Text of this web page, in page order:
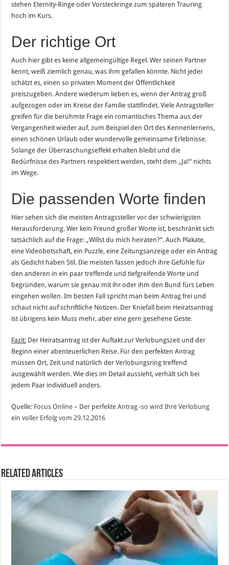
stehen Eternity-Ringe oder Vorsteckringe zum späteren Trauring
hoch im Kurs.
Der richtige Ort
Auch hier gibt es keine allgemeingültige Regel. Wer seinen Partner
kennt, weiß ziemlich genau, was ihm gefallen könnte. Nicht jeder
schätzt es, einen so privaten Moment der Öffentlichkeit
preiszugeben. Andere wiederum lieben es, wenn der Antrag groß
aufgezogen oder im Kreise der Familie stattfindet. Viele Antragsteller
greifen für die berühmte Frage ein romantisches Thema aus der
Vergangenheit wieder auf, zum Beispiel den Ort des Kennenlernens,
einen schönen Urlaub oder wundervolle gemeinsame Erlebnisse.
Solange der Überraschungseffekt erhalten bleibt und die
Bedürfnisse des Partners respektiert werden, steht dem „Ja!“ nichts
im Wege.
Die passenden Worte finden
Hier sehen sich die meisten Antragssteller vor der schwierigsten
Herausforderung. Wer kein Freund großer Worte ist, beschränkt sich
tatsächlich auf die Frage: „Willst du mich heiraten?“. Auch Plakate,
eine Videobotschaft, ein Puzzle, eine Zeitungsanzeige oder ein Antrag
als Gedicht haben Stil. Die meisten fassen jedoch ihre Gefühle für
den anderen in ein paar treffende und tiefgreifende Worte und
begründen, warum sie genau mit ihr oder ihm den Bund fürs Leben
eingehen wollen. Im besten Fall spricht man beim Antrag frei und
schaut nicht auf schriftliche Notizen. Der Kniefall beim Heiratsantrag
ist übrigens kein Muss mehr, aber eine gern gesehene Geste.
Fazit: Der Heiratsantrag ist der Auftakt zur Verlobungszeit und der
Beginn einer abenteuerlichen Reise. Für den perfekten Antrag
müssen Ort, Zeit und natürlich der Verlobungsring treffend
ausgewählt werden. Wie dies im Detail aussieht, verhält sich bei
jedem Paar individuell anders.
Quelle: Focus Online – Der perfekte Antrag -so wird Ihre Verlobung
ein voller Erfolg vom 29.12.2016
Related Articles